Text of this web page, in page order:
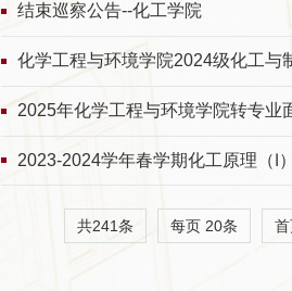
结束巡察公告--化工学院
化学工程与环境学院2024级化工与
2025年化学工程与环境学院转专业
2023-2024学年春学期化工原理（Ⅰ
共241条 每页 20条 首